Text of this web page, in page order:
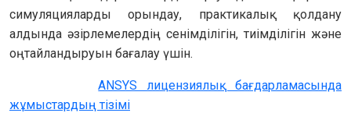
симуляцияларды орындау, практикалық қолдану
алдында әзірлемелердің сенімділігін, тиімділігін және
оңтайландыруын бағалау үшін.
ANSYS лицензиялық бағдарламасында
жұмыстардың тізімі